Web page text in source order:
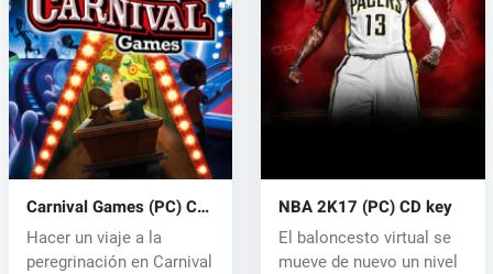
Carnival Games (PC) CD
key
Hacer un viaje a la
peregrinación en Carnival
NBA 2K17 (PC) CD key
El baloncesto virtual se
mueve de nuevo un nivel